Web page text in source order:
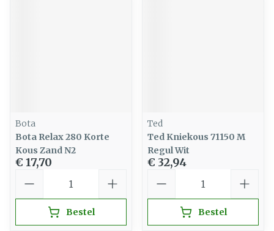
Bota
Bota Relax 280 Korte
Kous Zand N2
€ 17,70
Bestel
Ted
Ted Kniekous 71150 M
Regul Wit
€ 32,94
Bestel